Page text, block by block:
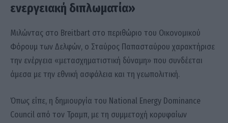
ενεργειακή διπλωματία»
Μιλώντας στο Breitbart στο περιθώριο του Οικονομικού
Φόρουμ των Δελφών, ο Σταύρος Παπασταύρου χαρακτήρισε
την ενέργεια «μετασχηματιστική δύναμη» που συνδέεται
άμεσα με την εθνική ασφάλεια και τη γεωπολιτική.
Όπως είπε, η δημιουργία του National Energy Dominance
Council από τον Τραμπ, με τη συμμετοχή κορυφαίων